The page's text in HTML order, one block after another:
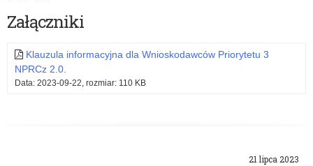
Załączniki
Klauzula informacyjna dla Wnioskodawców Priorytetu 3
NPRCz 2.0.
Data: 2023-09-22, rozmiar: 110 KB
21 lipca 2023